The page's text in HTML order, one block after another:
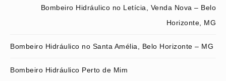
Bombeiro Hidráulico no Letícia, Venda Nova – Belo
Horizonte, MG
Bombeiro Hidráulico no Santa Amélia, Belo Horizonte – MG
Bombeiro Hidráulico Perto de Mim